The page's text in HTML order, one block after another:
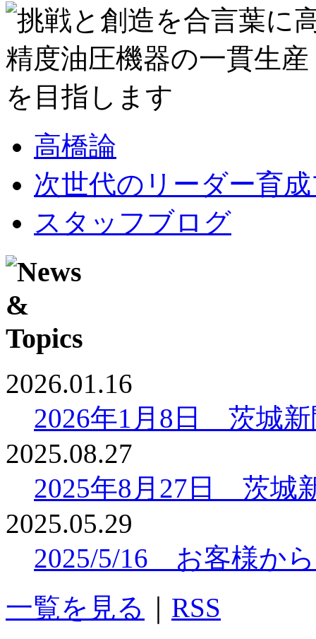
高橋論
次世代のリーダー育
スタッフブログ
2026.01.16
2026年1月8日 茨城
2025.08.27
2025年8月27日 茨城
2025.05.29
2025/5/16 お客様か
一覧を見る
RSS